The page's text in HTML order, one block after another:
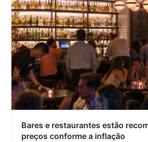
Bares e restaurantes estão
preços conforme a inflação